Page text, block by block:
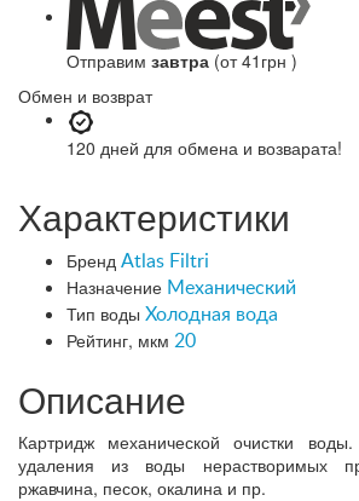
Отправим завтра (от 41грн )
Обмен и возврат
120 дней для обмена и возварата!
Характеристики
Бренд Atlas Filtri
Назначение Механический
Тип воды Холодная вода
Рейтинг, мкм 20
Описание
Картридж механической очистки
удаления из воды нерастворимых
ржавчина, песок, окалина и пр.